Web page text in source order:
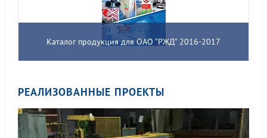
Каталог продукция для ОАО "РЖД" 2016-2017
РЕАЛИЗОВАННЫЕ ПРОЕКТЫ